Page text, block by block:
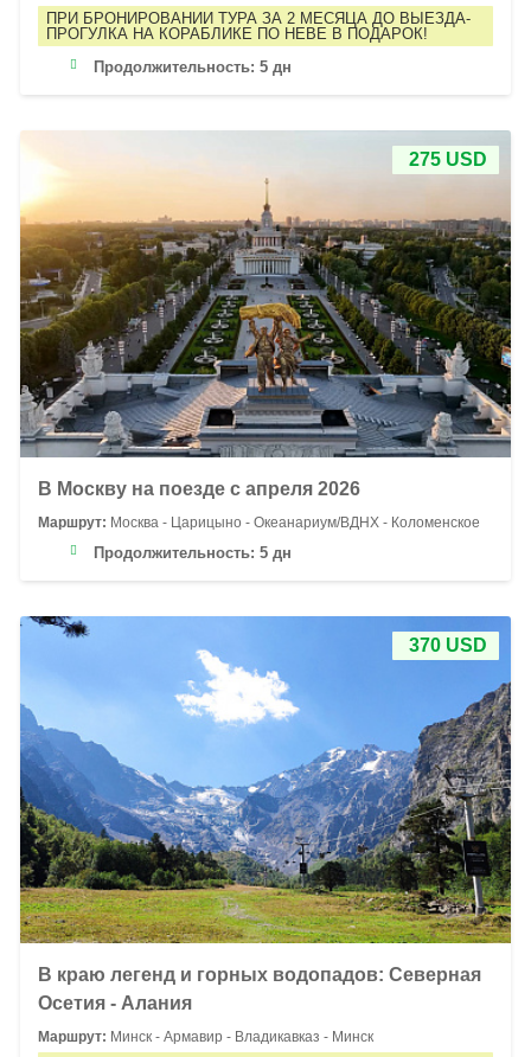
ПРИ БРОНИРОВАНИИ ТУРА ЗА 2 МЕСЯЦА ДО ВЫЕЗДА-
ПРОГУЛКА НА КОРАБЛИКЕ ПО НЕВЕ В ПОДАРОК!
Продолжительность: 5 дн
275 USD
В Москву на поезде с апреля 2026
Маршрут: Москва - Царицыно - Океанариум/ВДНХ - Коломенское
Продолжительность: 5 дн
370 USD
В краю легенд и горных водопадов: Северная
Осетия - Алания
Маршрут: Минск - Армавир - Владикавказ - Минск